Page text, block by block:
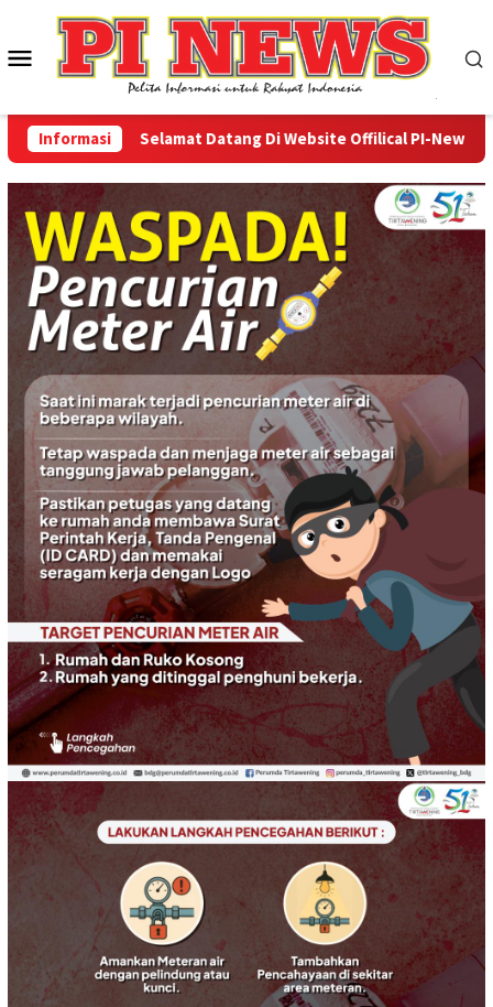
konten
Menu
Mobile
InformasiSelamat Datang Di Website Offilical PI-News